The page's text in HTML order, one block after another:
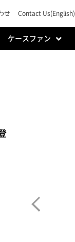
せ Contact Us(English)
ケースファン